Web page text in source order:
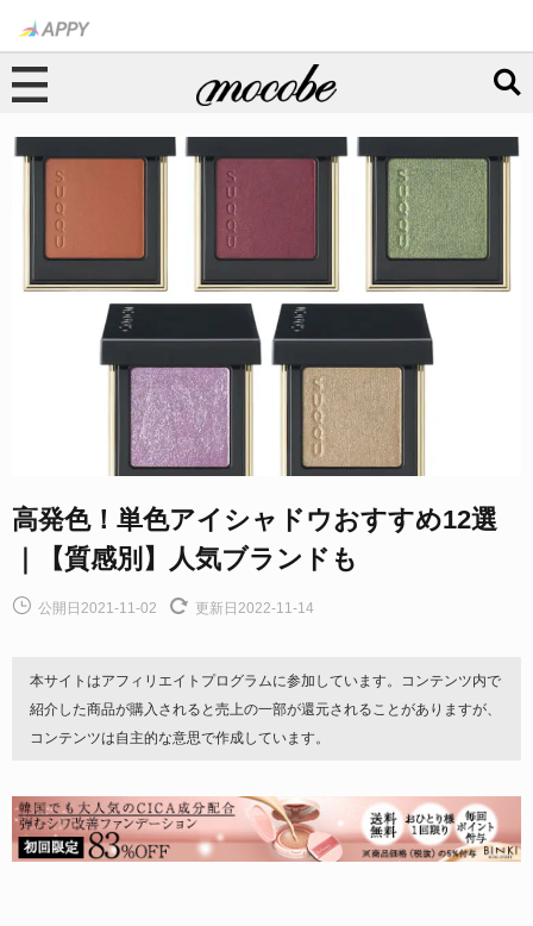
高発色！単色アイシャドウおすすめ12選
｜【質感別】人気ブランドも
公開日2021-11-02 更新日2022-11-14
本サイトはアフィリエイトプログラムに参加しています。コンテンツ内で
紹介した商品が購入されると売上の一部が還元されることがありますが、
コンテンツは自主的な意思で作成しています。